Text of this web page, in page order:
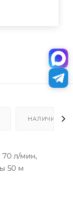
НАЛИЧИЕ
70 л/мин,
50 м